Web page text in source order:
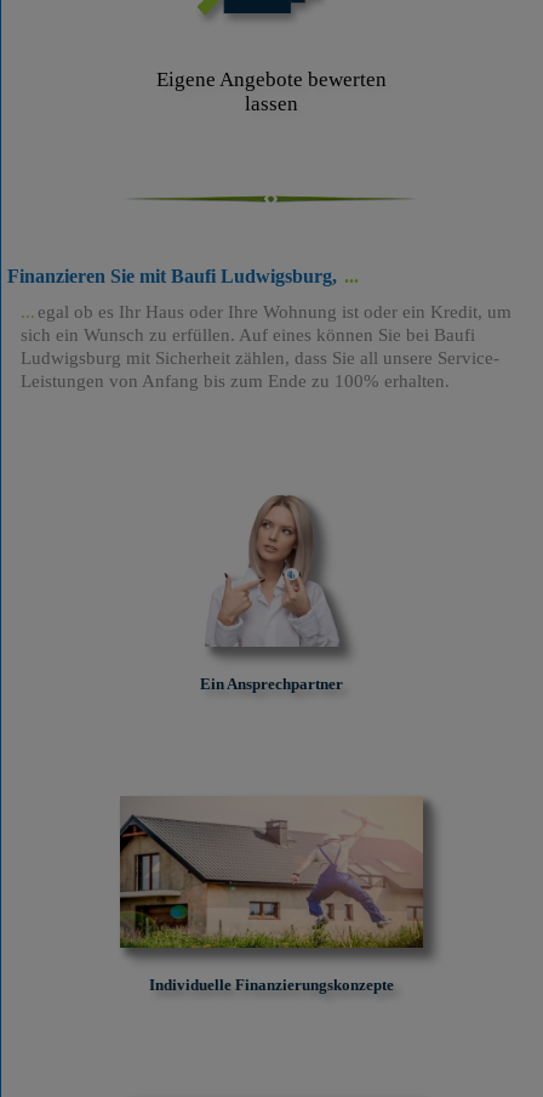
Eigene Angebote bewerten
lassen
Finanzieren Sie mit Baufi Ludwigsburg,
egal ob es Ihr Haus oder Ihre Wohnung ist oder ein Kredit, um
sich ein Wunsch zu erfüllen. Auf eines können Sie bei Baufi
Ludwigsburg mit Sicherheit zählen, dass Sie all unsere Service-
Leistungen von Anfang bis zum Ende zu 100% erhalten.
Ein Ansprechpartner
Individuelle Finanzierungskonzepte